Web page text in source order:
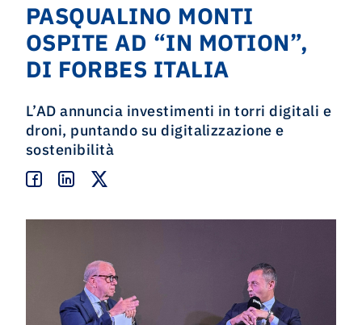
PASQUALINO MONTI
OSPITE AD “IN MOTION”,
DI FORBES ITALIA
L’AD annuncia investimenti in torri digitali e
droni, puntando su digitalizzazione e
sostenibilità